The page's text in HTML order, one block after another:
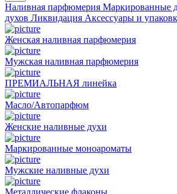
Наливная парфюмерия Маркированные
духов Ликвидация Аксессуары и
Женская наливная парфюмерия
Мужская наливная парфюмерия
ПРЕМИАЛЬНАЯ линейка
Масло/Автопарфюм
Женские наливные духи
Маркированные моноароматы
Мужские наливные духи
Металлические флаконы